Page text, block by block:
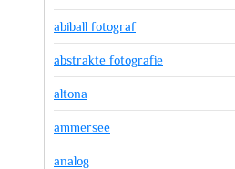
abiball fotograf
abstrakte fotografie
altona
ammersee
analog